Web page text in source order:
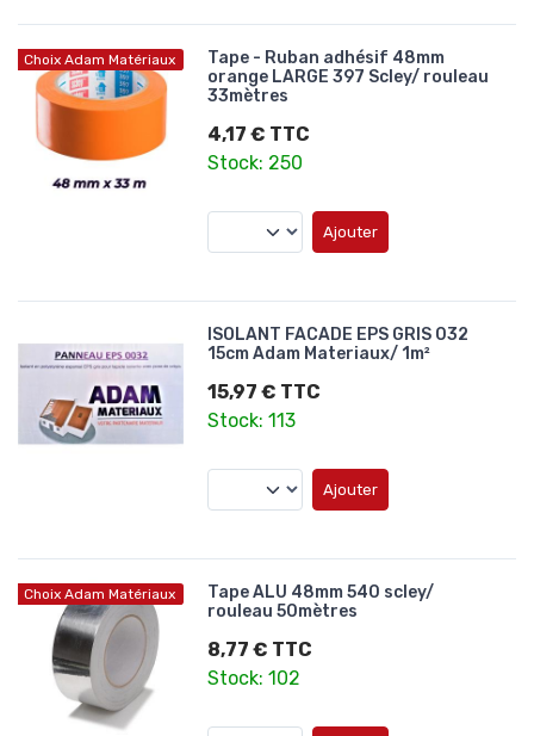
Choix Adam Matériaux
Tape - Ruban adhésif 48mm
orange LARGE 397 Scley/ rouleau
33mètres
4,17 € TTC
Stock: 250
Ajouter
ISOLANT FACADE EPS GRIS 032
15cm Adam Materiaux/ 1m²
15,97 € TTC
Stock: 113
Ajouter
Choix Adam Matériaux
Tape ALU 48mm 540 scley/
rouleau 50mètres
8,77 € TTC
Stock: 102